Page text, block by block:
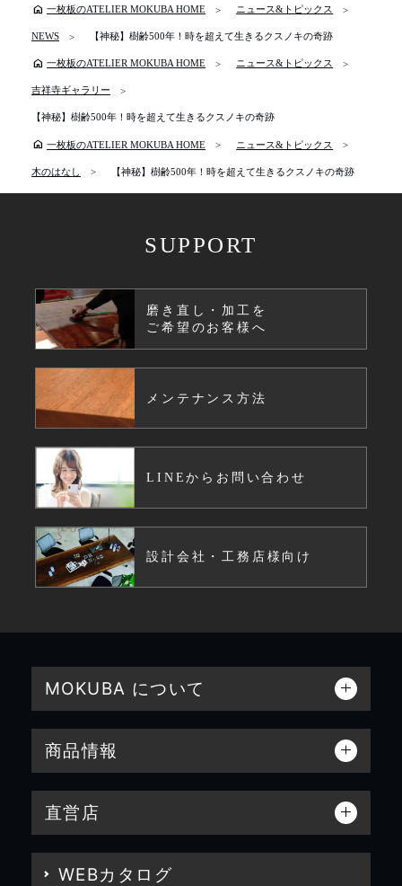
home 一枚板のATELIER MOKUBA HOME ニュース&トピックス
NEWS 【神秘】樹齢500年！時を超えて生きるクスノキの奇跡
home 一枚板のATELIER MOKUBA HOME ニュース&トピックス
吉祥寺ギャラリー
【神秘】樹齢500年！時を超えて生きるクスノキの奇跡
home 一枚板のATELIER MOKUBA HOME ニュース&トピックス
木のはなし 【神秘】樹齢500年！時を超えて生きるクスノキの奇跡
SUPPORT
磨き直し・加工を
ご希望のお客様へ
メンテナンス方法
LINEからお問い合わせ
設計会社・工務店様向け
MOKUBA について
商品情報
直営店
WEBカタログ